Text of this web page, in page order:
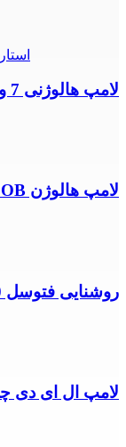
لامپ هالوژنی 7 وات SMD سرپیچ GU10 استارتی
لامپ هالوژن COB ال ای دی 7 وات
روشنایی فتوسل 10 آمپر
لامپ ال ای دی چتری 36